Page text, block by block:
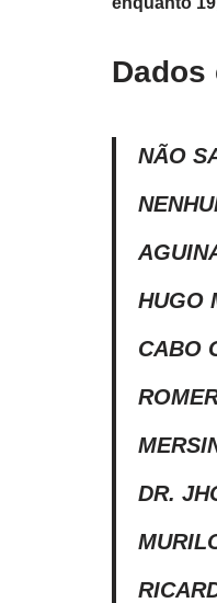
Dados
NÃO
HUGO
CABO
DR.